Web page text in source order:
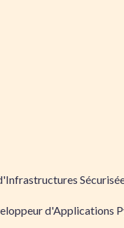
d'Applications